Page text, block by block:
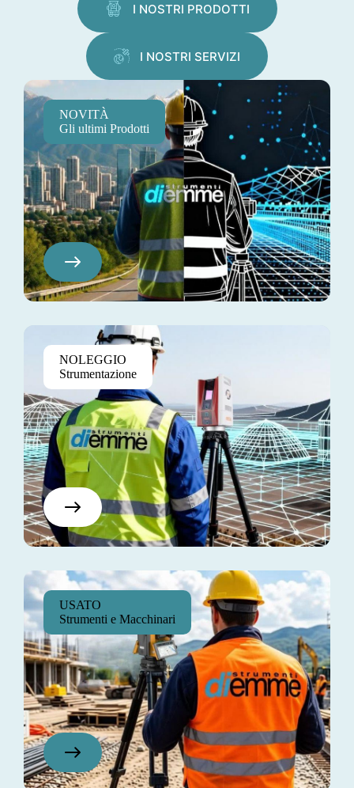
I NOSTRI PRODOTTI
I NOSTRI SERVIZI
NOVITÀ
Gli ultimi Prodotti
Pretium Elite
$130
NOLEGGIO
Strumentazione
USATO
Strumenti e Macchinari